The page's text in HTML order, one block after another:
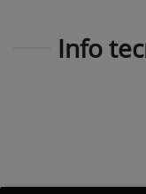
Info